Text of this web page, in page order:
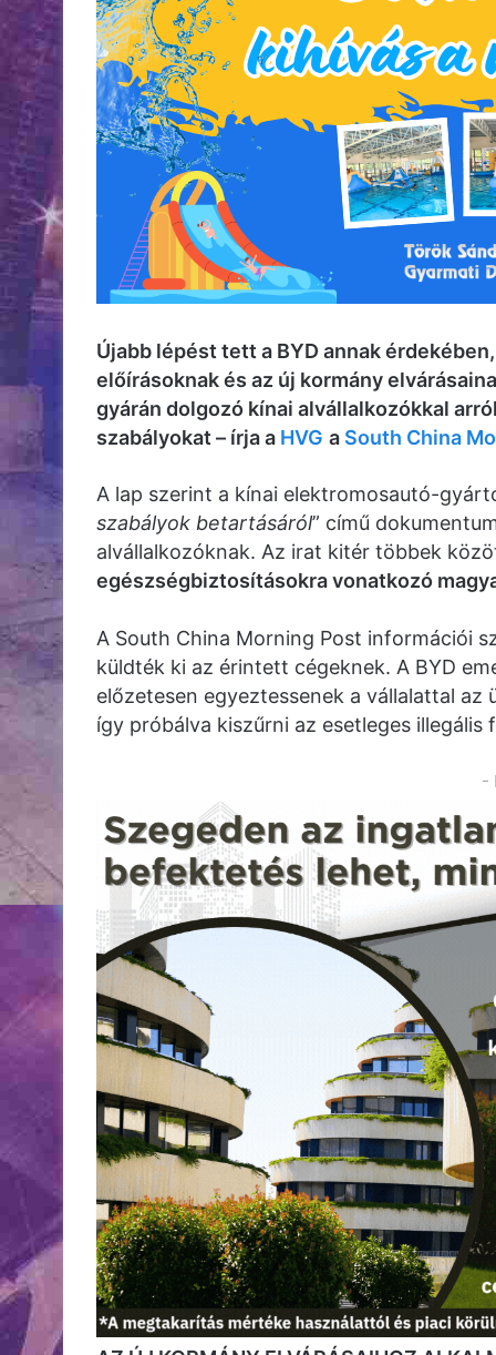
Újabb lépést tett a BYD annak
előírásoknak és az új kormány
gyárán dolgozó kínai alvállalkozókkal
szabályokat – írja a HVG a South China
A lap szerint a kínai elektromosautó-
szabályok betartásáról” című
alvállalkozóknak. Az irat kitér többek
egészségbiztosításokra vonatkozó
A South China Morning Post információi
küldték ki az érintett cégeknek. A BYD
előzetesen egyeztessenek a vállalattal
így próbálva kiszűrni az esetleges illegális
-